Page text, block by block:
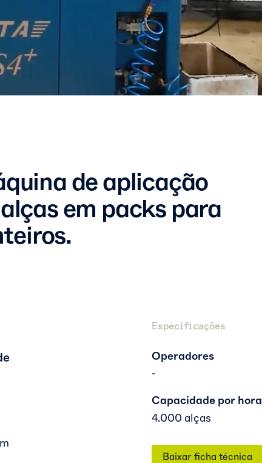
de aplicação
em packs para
Especificações
Operadores
-
Capacidade por hora
4.000 alças
Baixar ficha técnica